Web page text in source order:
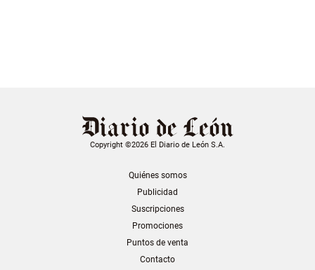
Copyright ©2026 El Diario de León S.A.
Quiénes somos
Publicidad
Suscripciones
Promociones
Puntos de venta
Contacto